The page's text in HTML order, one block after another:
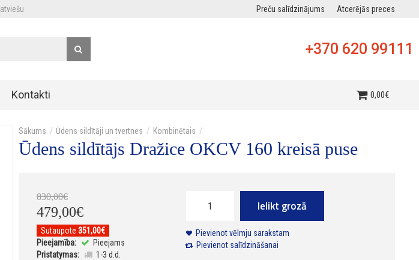
Latviešu Preču salīdzinājums Atcerējās preces
+370 620 99111
Kontakti 0,00€
Ūdens sildītāji un tvertnes Kombinētais
Ūdens sildītājs Dražice OKCV 160 kreisā puse
830,00€
479,00€
Sutaupote 351,00€
Pieejamība:
Pieejams
Pristatymas:
1-3 d.d.
Ielikt grozā
Pievienot vēlmju sarakstam
Pievienot salīdzināšanai